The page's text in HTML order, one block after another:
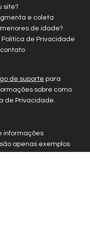
site?
e coleta
de idade?
de Privacidade
de suporte para
sobre como
de Privacidade.
informações
apenas exemplos